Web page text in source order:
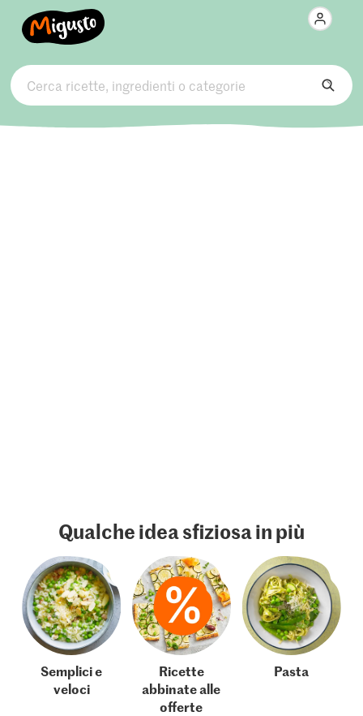
Qualche idea sfiziosa in più
Semplici e
veloci
Ricette
abbinate alle
offerte
Pasta